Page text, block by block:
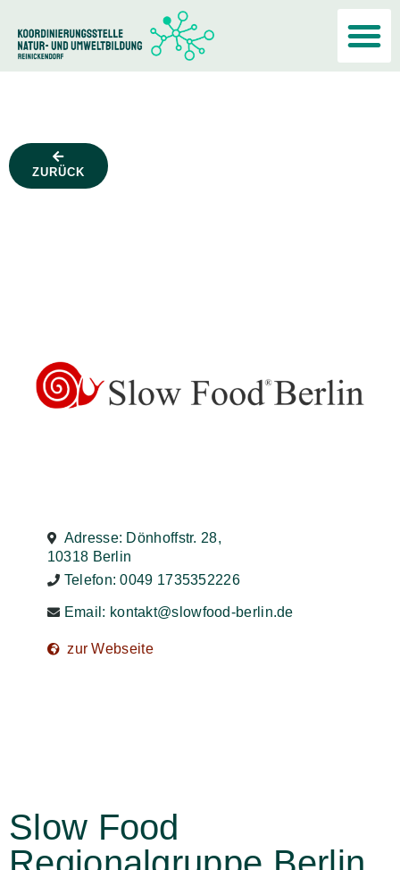
ZURÜCK
Adresse: Dönhoffstr. 28,
10318 Berlin
Telefon: 0049 1735352226
Email: kontakt@slowfood-berlin.de
zur Webseite
Slow Food